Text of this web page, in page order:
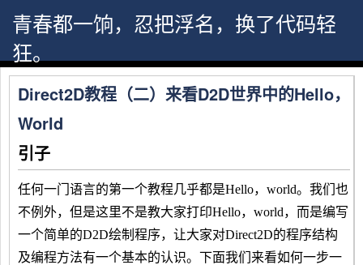
青春都一饷，忍把浮名，换了代码轻
狂。
https://www.shufadict.com
Direct2D教程（二）来看D2D世界中的Hello，
World
引子
任何一门语言的第一个教程几乎都是Hello，world。我们也
不例外，但是这里不是教大家打印Hello，world，而是编写
一个简单的D2D绘制程序，让大家对Direct2D的程序结构
及编程方法有一个基本的认识。下面我们来看如何一步一